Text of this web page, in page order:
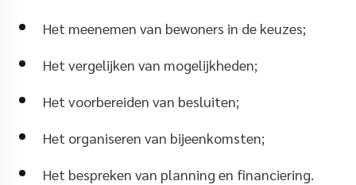
Het meenemen van bewoners in de keuzes;
Het vergelijken van mogelijkheden;
Het voorbereiden van besluiten;
Het organiseren van bijeenkomsten;
Het bespreken van planning en financiering.